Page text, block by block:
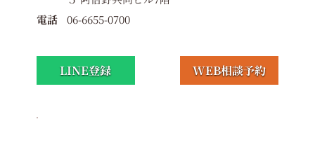
電話
06-6655-0700
LINE登録 WEB相談予約